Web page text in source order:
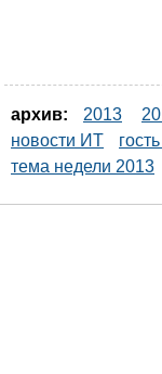
архив: 2013
новости ИТ
тема недели 2013